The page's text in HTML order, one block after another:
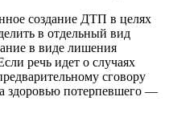
создание ДТП в целях
в отдельный вид
в виде лишения
речь идет о случаях
сговору
здоровью потерпевшего —